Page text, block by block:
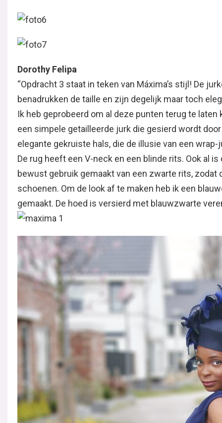
Dorothy Felipa
“Opdracht 3 staat in teken van Máxima’s stijl! De
benadrukken de taille en zijn degelijk maar toch
Ik heb geprobeerd om al deze punten terug te
een simpele getailleerde jurk die gesierd wordt
elegante gekruiste hals, die de illusie van een wrap-
De rug heeft een V-neck en een blinde rits. Ook al is
bewust gebruik gemaakt van een zwarte rits,
schoenen. Om de look af te maken heb ik een
gemaakt. De hoed is versierd met blauwzwarte